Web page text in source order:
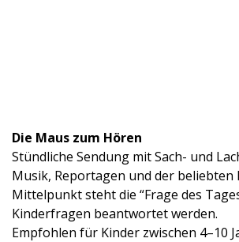
Die Maus zum Hören
Stündliche Sendung mit Sach- und
Musik, Reportagen und der beliebten
Mittelpunkt steht die “Frage des
Kinderfragen beantwortet werden.
Empfohlen für Kinder zwischen 4–10